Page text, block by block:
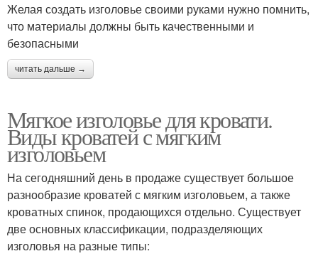
Желая создать изголовье своими руками нужно помнить,
что материалы должны быть качественными и
безопасными
читать дальше →
Мягкое изголовье для кровати.
Виды кроватей с мягким
изголовьем
На сегодняшний день в продаже существует большое
разнообразие кроватей с мягким изголовьем, а также
кроватных спинок, продающихся отдельно. Существует
две основных классификации, подразделяющих
изголовья на разные типы: